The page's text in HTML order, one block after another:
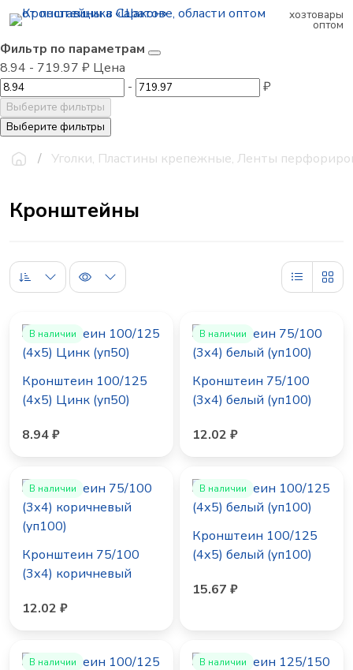
хозтовары
оптом
Фильтр по параметрам
8.94 - 719.97 ₽ Цена
-
₽
Выберите фильтры
Выберите фильтры
Уголки, Пластины крепежные, Ленты
Кронштейны
В наличии
Кронштеин 100/125
(4х5) Цинк (уп50)
8.94 ₽
В наличии
Кронштеин 75/100
(3х4) белый (уп100)
12.02 ₽
В наличии
Кронштеин 75/100
(3х4) коричневый
12.02 ₽
В наличии
Кронштеин 100/125
(4х5) белый (уп100)
15.67 ₽
В наличии В наличии